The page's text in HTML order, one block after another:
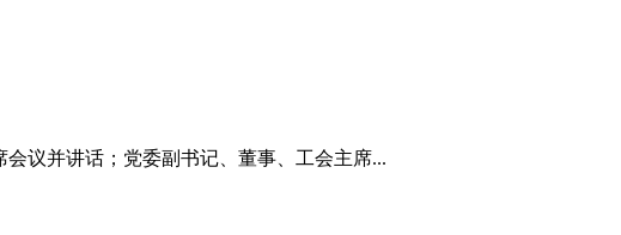
议并讲话；党委副书记、董事、工会主席...